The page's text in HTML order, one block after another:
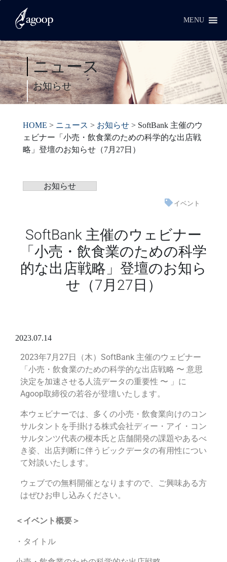
MENU
ニュース
お知らせ
HOME > ニュース > お知らせ> SoftBank 主催のウ
ェビナー「小売・飲食業のための科学的な出店戦
略」登壇のお知らせ（7月27日）
お知らせ
イベント
SoftBank 主催のウェビナー
「小売・飲食業のための科学
的な出店戦略」登壇のお知ら
せ（7月27日）
2023.07.14
2023年7月27日（木）SoftBank 主催のウェビナー
「小売・飲食業のための科学的な出店戦略 〜 意思
決定を加速させる人流データの重要性 〜 」に
Agoop取締役の若谷が登壇いたします。
本ウェビナーでは、多くの小売・飲食業向けのコン
サルタントを手掛ける株式会社ディー・アイ・コン
サルタンツ代表の榎本氏と店舗開発の課題やあるべ
き姿、出店判断に伴うビックデータの有用性につい
て対談いたします。
ウェブでの無料開催となりますので、ご興味ある方
はぜひお申し込みください。
＜イベント概要＞
・タイトル